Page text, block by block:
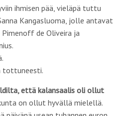
usean tuhannen euron
niitä huonoja päivä. Tuloista
jolla on
kulut. Loput kaksi
jäsenille, joita voi olla
neljäkymmentä. Rahoja ei
asti päällikkö antaa